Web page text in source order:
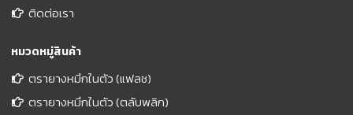
ติดต่อเรา
หมวดหมู่สินค้า
ตรายางหมึกในตัว (แฟลช)
ตรายางหมึกในตัว (ตลับพลิก)